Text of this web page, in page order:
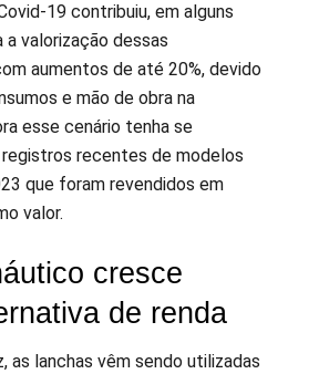
19 contribuiu, em alguns
a valorização dessas
aumentos de até 20%, devido
e mão de obra na
esse cenário tenha se
recentes de modelos
que foram revendidos em
valor.
cresce
de renda
as lanchas vêm sendo utilizadas